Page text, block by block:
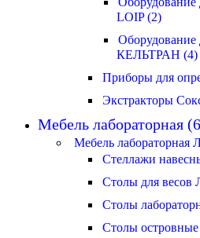
LOIP (2)
Оборудование
КЕЛЬТРАН (4)
Приборы для
Экстракторы
Мебель лабораторная
Мебель лабораторная
Стеллажи
Столы для весов
Столы
Столы